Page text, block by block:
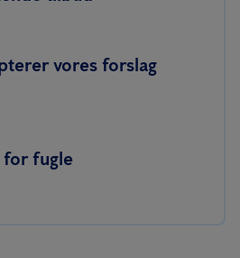
vores forslag
fugle